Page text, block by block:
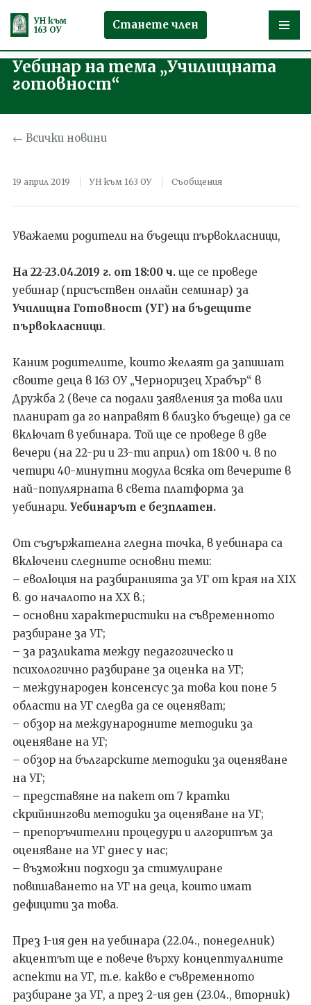
Продължете
съдържанието
УН към
163 ОУ
Станете член
Уебинар на тема „Училищната
готовност“
← Всички новини
19 април 2019 УН към 163 ОУ Съобщения
Уважаеми родители на бъдещи първокласници,
На 22-23.04.2019 г. от 18:00 ч. ще се проведе
уебинар (присъствен онлайн семинар) за
Училищна Готовност (УГ) на бъдещите
първокласници.
Каним родителите, които желаят да запишат
своите деца в 163 ОУ „Черноризец Храбър“ в
Дружба 2 (вече са подали заявления за това или
планират да го направят в близко бъдеще) да се
включат в уебинара. Той ще се проведе в две
вечери (на 22-ри и 23-ти април) от 18:00 ч. в по
четири 40-минутни модула всяка от вечерите в
най-популярната в света платформа за
уебинари. Уебинарът е безплатен.
От съдържателна гледна точка, в уебинара са
включени следните основни теми:
– еволюция на разбиранията за УГ от края на XIX
в. до началото на XX в.;
– основни характеристики на съвременното
разбиране за УГ;
– за разликата между педагогическо и
психологично разбиране за оценка на УГ;
– международен консенсус за това кои поне 5
области на УГ следва да се оценяват;
– обзор на международните методики за
оценяване на УГ;
– обзор на българските методики за оценяване
на УГ;
– представяне на пакет от 7 кратки
скрийнингови методики за оценяване на УГ;
– препоръчителни процедури и алгоритъм за
оценяване на УГ днес у нас;
– възможни подходи за стимулиране
повишаването на УГ на деца, които имат
дефицити за това.
През 1-ия ден на уебинара (22.04., понеделник)
акцентът ще е повече върху концептуалните
аспекти на УГ, т.е. какво е съвременното
разбиране за УГ, а през 2-ия ден (23.04., вторник)